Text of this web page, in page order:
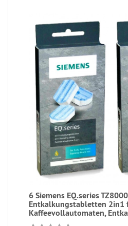
6 Siemens EQ.series
Entkalkungstabletten 2in1
Kaffeevollautomaten,